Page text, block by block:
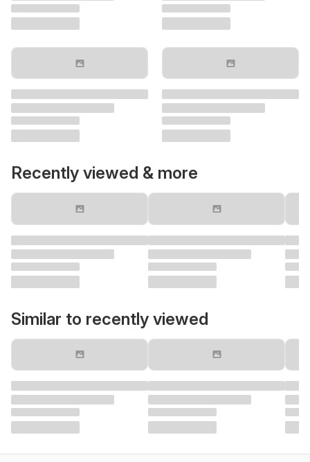
Recently viewed & more
Similar to recently viewed